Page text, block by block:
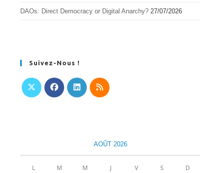
DAOs: Direct Democracy or Digital Anarchy? 27/07/2026
Suivez-Nous !
nouvel
AOÛT 2026
L M M J V S D